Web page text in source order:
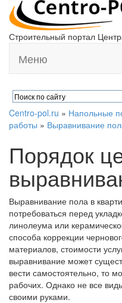
Строительный портал
Меню
Centro-pol.ru » Напольные
работы » Выравнивание
Порядок
Выравнивание пола в
потребоваться перед
линолеума или
способа коррекции
материалов, стоимости
выравнивание может
вести самостоятельно, то
рабочих. Однако не все
своими руками.